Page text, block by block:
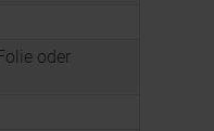
oder